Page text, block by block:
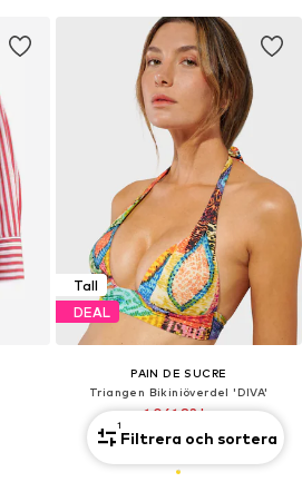
Tall
DEAL
PAIN DE SUCRE
Triangen Bikiniöverdel 'DIVA'
1 061,82 kr
Ordinarie pris: 1 179,80 kr
1
Filtrera och sortera